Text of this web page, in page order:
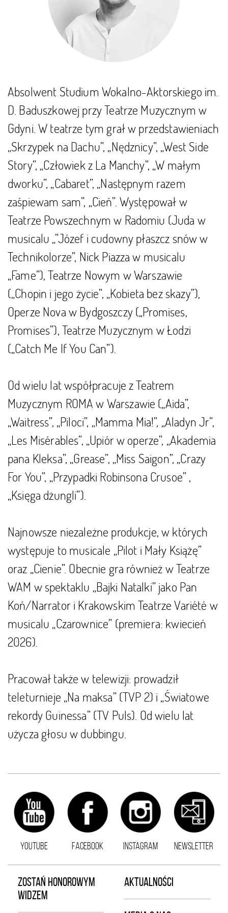
Absolwent Studium Wokalno-Aktorskiego im.
D. Baduszkowej przy Teatrze Muzycznym w
Gdyni. W teatrze tym grał w przedstawieniach
„Skrzypek na Dachu”, „Nędznicy”, „West Side
Story”, „Człowiek z La Manchy”, „W małym
dworku”, „Cabaret”, „Następnym razem
zaśpiewam sam”, „Cień”. Występował w
Teatrze Powszechnym w Radomiu (Juda w
musicalu „”Józef i cudowny płaszcz snów w
Technikolorze”, Nick Piazza w musicalu
„Fame”), Teatrze Nowym w Warszawie
(„Chopin i jego życie”, „Kobieta bez skazy”),
Operze Nova w Bydgoszczy („Promises,
Promises”), Teatrze Muzycznym w Łodzi
(„Catch Me If You Can”).
Od wielu lat współpracuje z Teatrem
Muzycznym ROMA w Warszawie („Aida”,
„Waitress”, „Piloci”, „Mamma Mia!”, „Aladyn Jr”,
„Les Misérables”, „Upiór w operze”, „Akademia
pana Kleksa”, „Grease”, „Miss Saigon”, „Crazy
For You”, „Przypadki Robinsona Crusoe” ,
„Księga dżungli”).
Najnowsze niezależne produkcje, w których
występuje to musicale „Pilot i Mały Książę”
oraz „Cienie”. Obecnie gra również w Teatrze
WAM w spektaklu „Bajki Natalki” jako Pan
Koń/Narrator i Krakowskim TeatrzeVariété w
musicalu „Czarownice” (premiera: kwiecień
2026).
Pracował także w telewizji: prowadził
teleturnieje „Na maksa” (TVP 2) i „Światowe
rekordy Guinessa” (TV Puls). Od wielu lat
użycza głosu w dubbingu.
YOUTUBE FACEBOOK INSTAGRAM NEWSLETTER
ZOSTAŃ HONOROWYM
WIDZEM
AKTUALNOŚCI